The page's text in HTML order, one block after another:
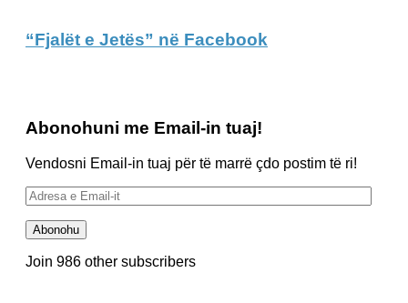
“Fjalët e Jetës” në Facebook
Abonohuni me Email-in tuaj!
Vendosni Email-in tuaj për të marrë çdo postim të ri!
Adresa
e
Email-
it
Abonohu
Join 986 other subscribers